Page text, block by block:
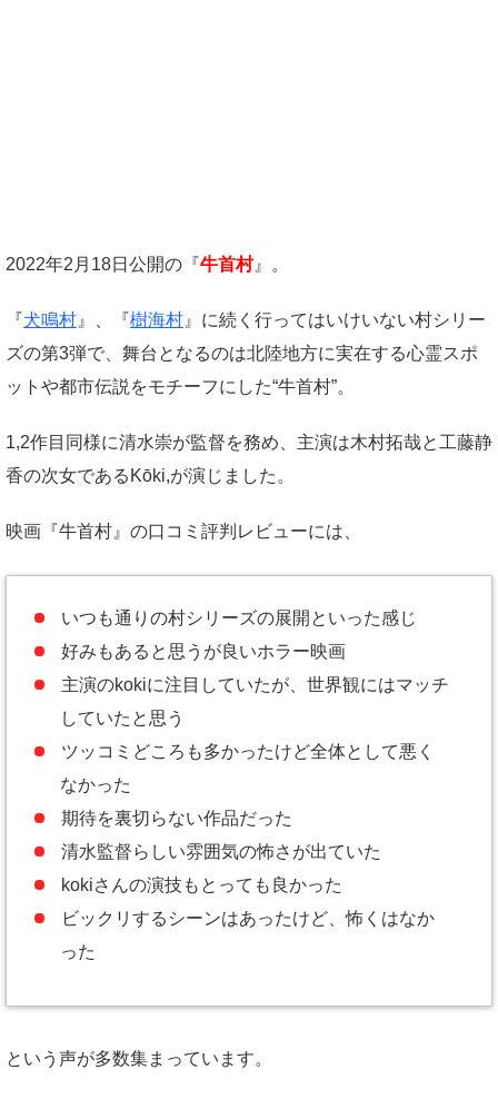
2022年2月18日公開の『牛首村』。
『犬鳴村 』、『樹海村 』に続く行ってはいけいない村シリー
ズの第3弾で、舞台となるのは北陸地方に実在する心霊スポ
ットや都市伝説をモチーフにした“牛首村”。
1,2作目同様に清水崇が監督を務め、主演は木村拓哉と工藤静
香の次女であるKōki,が演じました。
映画『牛首村』の口コミ評判レビューには、
いつも通りの村シリーズの展開といった感じ
好みもあると思うが良いホラー映画
主演のkokiに注目していたが、世界観にはマッチ
していたと思う
ツッコミどころも多かったけど全体として悪く
なかった
期待を裏切らない作品だった
清水監督らしい雰囲気の怖さが出ていた
kokiさんの演技もとっても良かった
ビックリするシーンはあったけど、怖くはなか
った
という声が多数集まっています。